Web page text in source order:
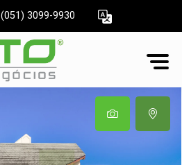
(051) 3099-9930